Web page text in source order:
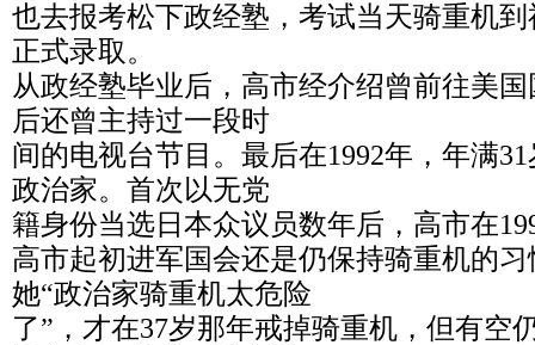
也去报考松下政经塾，考试当天骑重机
正式录取。
从政经塾毕业后，高市经介绍曾前往美
后还曾主持过一段时
间的电视台节目。最后在1992年，年满
政治家。首次以无党
籍身份当选日本众议员数年后，高市在
高市起初进军国会还是仍保持骑重机的
她“政治家骑重机太危险
了”，才在37岁那年戒掉骑重机，但有空